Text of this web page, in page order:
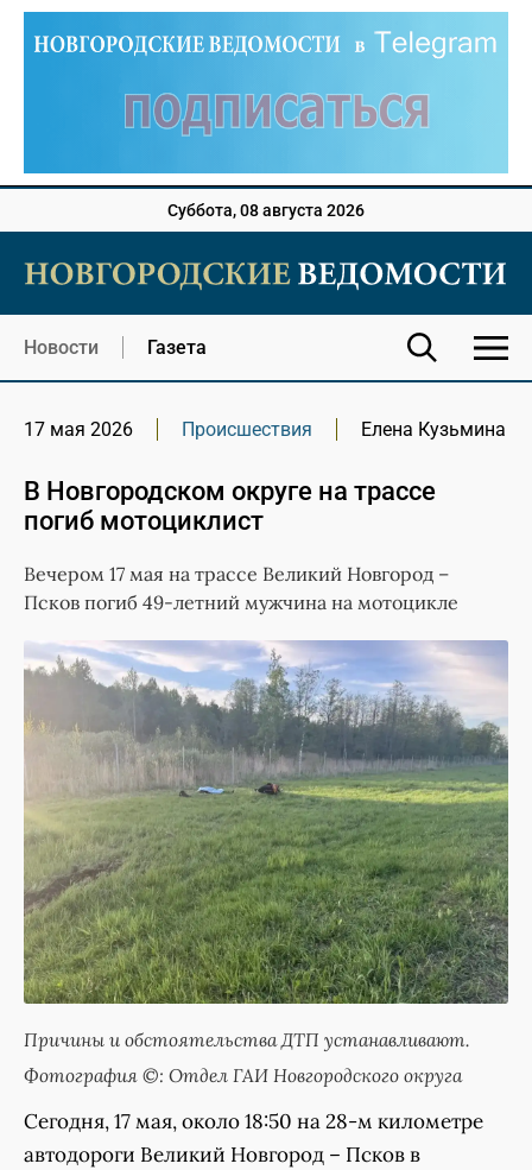
Суббота, 08 августа 2026
Новости Газета
17 мая 2026 Происшествия Елена Кузьмина
В Новгородском округе на трассе
погиб мотоциклист
Вечером 17 мая на трассе Великий Новгород –
Псков погиб 49-летний мужчина на мотоцикле
Причины и обстоятельства ДТП устанавливают.
Фотография ©: Отдел ГАИ Новгородского округа
Сегодня, 17 мая, около 18:50 на 28-м километре
автодороги Великий Новгород – Псков в